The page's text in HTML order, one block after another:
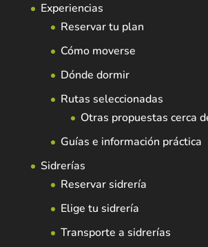
Experiencias
Reservar tu plan
Cómo moverse
Dónde dormir
Rutas seleccionadas
Otras propuestas cerca
Guías e información práctica
Sidrerías
Reservar sidrería
Elige tu sidrería
Transporte a sidrerías